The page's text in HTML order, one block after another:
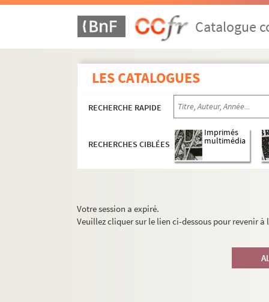
Catalogue
LES CATALOGUES
RECHERCHE RAPIDE
RECHERCHES CIBLÉES
Imprimés
multimédia
Votre session a expiré.
Veuillez cliquer sur le lien ci-dessous pour revenir